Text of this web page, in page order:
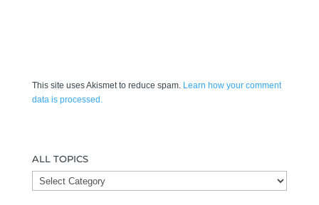
This site uses Akismet to reduce spam. Learn how your comment
data is processed.
ALL TOPICS
ALL
TOPICS